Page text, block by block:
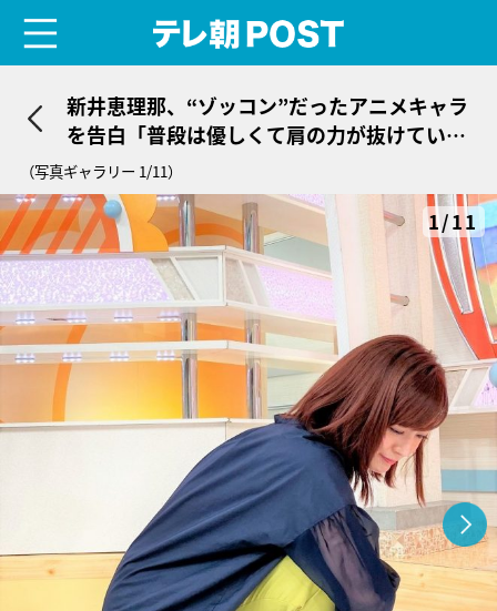
新井恵理那、“ゾッコン”だったアニメキャラ
を告白「普段は優しくて肩の力が抜けている
のに…」
（写真ギャラリー 1/11）
1/11